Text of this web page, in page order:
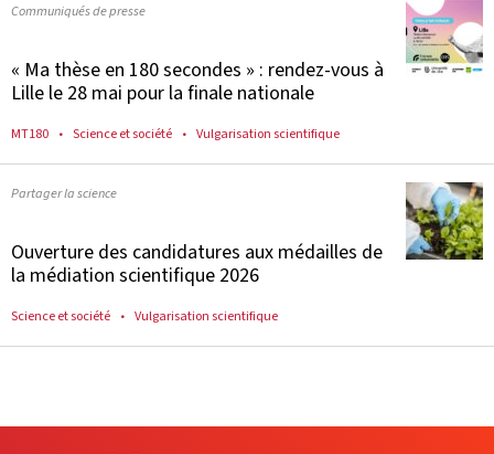
Communiqués de presse
« Ma thèse en 180 secondes » : rendez-vous à
Lille le 28 mai pour la finale nationale
MT180 Science et société Vulgarisation scientifique
Partager la science
Ouverture des candidatures aux médailles de
la médiation scientifique 2026
Science et société Vulgarisation scientifique